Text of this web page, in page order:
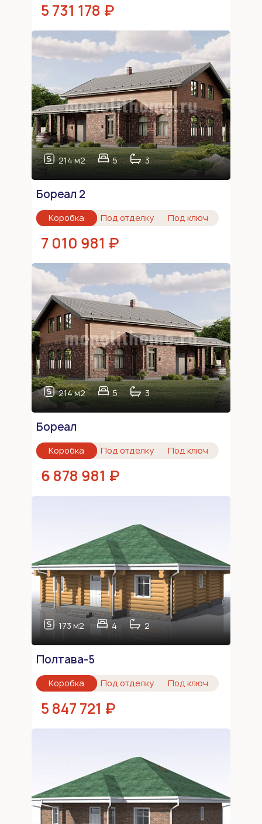
5 731 178 ₽
214 м2 5 3
Бореал 2
Коробка Под отделку Под ключ
7 010 981 ₽
214 м2 5 3
Бореал
Коробка Под отделку Под ключ
6 878 981 ₽
173 м2 4 2
Полтава-5
Коробка Под отделку Под ключ
5 847 721 ₽